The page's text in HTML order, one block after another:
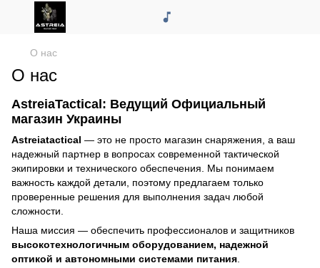
О нас
О нас
AstreiaTactical: Ведущий Официальный
магазин Украины
Astreiatactical — это не просто магазин снаряжения, а ваш
надежный партнер в вопросах современной тактической
экипировки и технического обеспечения. Мы понимаем
важность каждой детали, поэтому предлагаем только
проверенные решения для выполнения задач любой
сложности.
Наша миссия — обеспечить профессионалов и защитников
высокотехнологичным оборудованием, надежной
оптикой и автономными системами питания.